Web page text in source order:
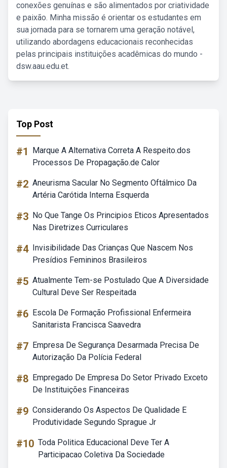
conexões genuínas e são alimentados por criatividade
e paixão. Minha missão é orientar os estudantes em
sua jornada para se tornarem uma geração notável,
utilizando abordagens educacionais reconhecidas
pelas principais instituições acadêmicas do mundo -
dsw.aau.edu.et.
Top Post
#1
Marque A Alternativa Correta A Respeito.dos
Processos De Propagação.de Calor
#2 Aneurisma Sacular No Segmento Oftálmico Da
Artéria Carótida Interna Esquerda
#3 No Que Tange Os Principios Eticos Apresentados
Nas Diretrizes Curriculares
#4 Invisibilidade Das Crianças Que Nascem Nos
Presídios Femininos Brasileiros
#5 Atualmente Tem-se Postulado Que A Diversidade
Cultural Deve Ser Respeitada
#6 Escola De Formação Profissional Enfermeira
Sanitarista Francisca Saavedra
#7 Empresa De Segurança Desarmada Precisa De
Autorização Da Polícia Federal
#8 Empregado De Empresa Do Setor Privado Exceto
De Instituições Financeiras
#9 Considerando Os Aspectos De Qualidade E
Produtividade Segundo Sprague Jr
#10 Toda Politica Educacional Deve Ter A
Participacao Coletiva Da Sociedade